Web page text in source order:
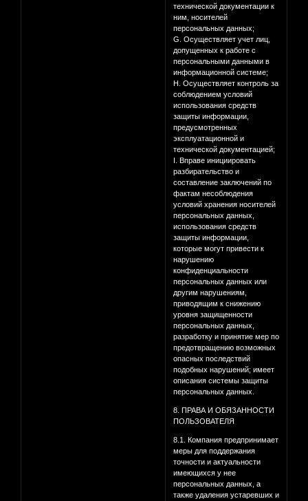
технической документации к
ним, носителей
персональных данных;
G. Осуществляет учет лиц,
допущенных к работе с
персональными данными в
информационной системе;
H. Осуществляет контроль за
соблюдением условий
использования средств
защиты информации,
предусмотренных
эксплуатационной и
технической документацией;
I. Вправе инициировать
разбирательство и
составление заключений по
фактам несоблюдения
условий хранения носителей
персональных данных,
использования средств
защиты информации,
которые могут привести к
нарушению
конфиденциальности
персональных данных или
другим нарушениям,
приводящим к снижению
уровня защищенности
персональных данных,
разработку и принятие мер по
предотвращению возможных
опасных последствий
подобных нарушений; имеет
описания системы защиты
персональных данных.
8. ПРАВА И ОБЯЗАННОСТИ
ПОЛЬЗОВАТЕЛЯ
8.1. Компания предпринимает
меры для поддержания
точности и актуальности
имеющихся у нее
персональных данных, а
также удаления устаревших и